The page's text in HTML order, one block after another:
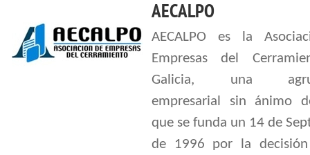
AECALPO
AECALPO es la
Empresas del
Galicia, una
empresarial sin ánimo
que se funda un 14 de
de 1996 por la